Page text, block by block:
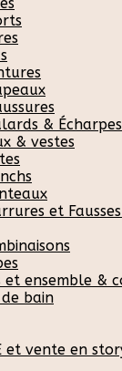
& Écharpes
& vestes
et
et ensemble &
bain
et vente en